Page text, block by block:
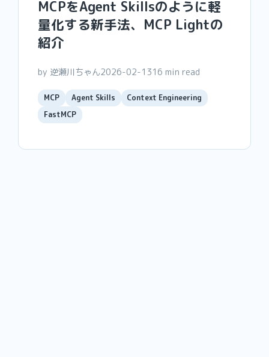
MCPをAgent Skillsのように軽
量化する新手法、MCP Lightの
紹介
by 逆瀬川ちゃん2026-02-1316 min read
MCP Agent Skills
Context Engineering
FastMCP